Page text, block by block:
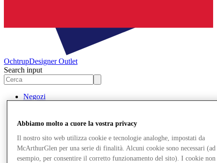
OchtrupDesigner Outlet
Search input
Negozi
Mangia e Bevi
Gift Card
Servizi
Carriere
Abbiamo molto a cuore la vostra privacy
Il nostro sito web utilizza cookie e tecnologie analoghe, impostati da
McArthurGlen per una serie di finalità. Alcuni cookie sono necessari (ad
esempio, per consentire il corretto funzionamento del sito). I cookie non